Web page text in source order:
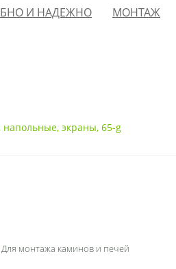
И НАДЕЖНО МОНТАЖ
напольные, экраны, 65-g
Для монтажа каминов и печей